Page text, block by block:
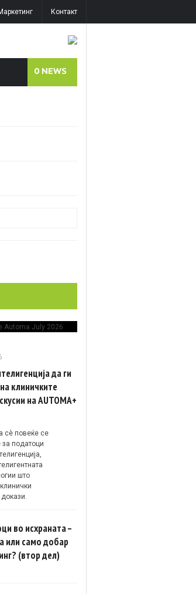
Контакт
0 NEWS
да ги
клиничките
на AUTOMA+
сè повеќе се
за податоци
што
во исхраната –
или само добар
(втор дел)